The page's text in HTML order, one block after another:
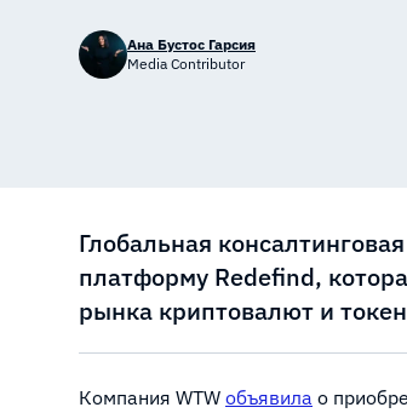
Ана Бустос Гарсия
Media Contributor
Глобальная
платформу Redefind,
рынка криптовалют и
Компания WTW объявила о